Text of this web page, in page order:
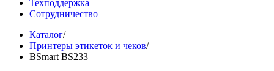
Техподдержка
Сотрудничество
Каталог/
Принтеры этикеток и чеков/
BSmart BS233